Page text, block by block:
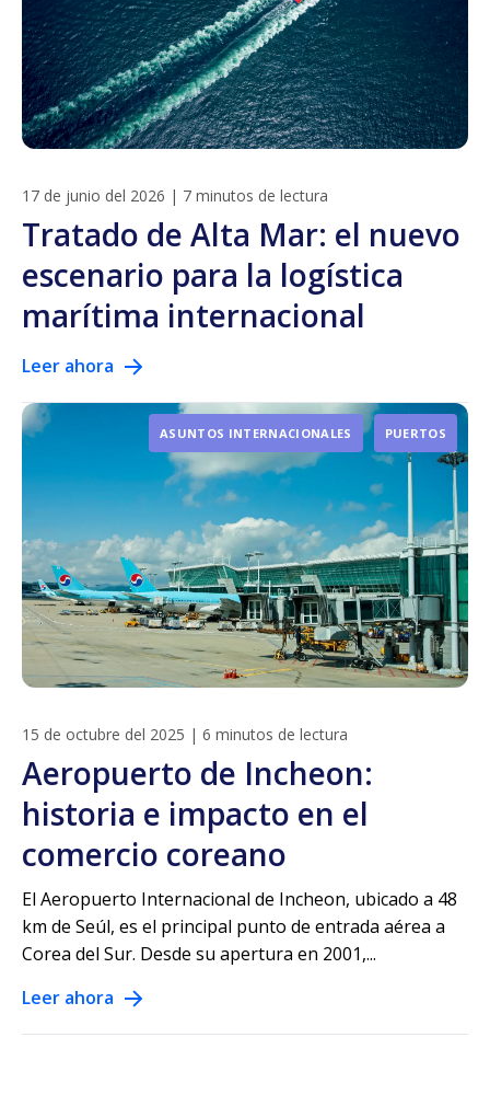
17 de junio del 2026 | 7 minutos de lectura
Tratado de Alta Mar: el nuevo
escenario para la logística
marítima internacional
Leer ahora
ASUNTOS INTERNACIONALES PUERTOS
15 de octubre del 2025 | 6 minutos de lectura
Aeropuerto de Incheon:
historia e impacto en el
comercio coreano
El Aeropuerto Internacional de Incheon, ubicado a 48
km de Seúl, es el principal punto de entrada aérea a
Corea del Sur. Desde su apertura en 2001,...
Leer ahora